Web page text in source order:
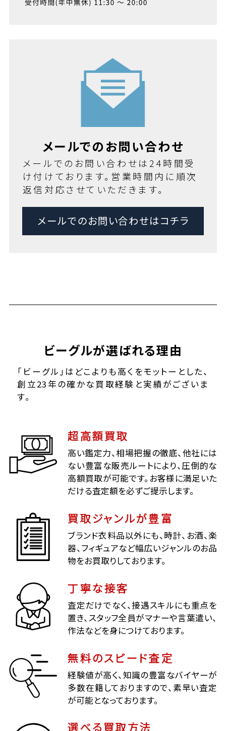
メールでのお問い合わせ
メールでのお問い合わせは24時間受
け付けております。営業時間内に順次
返信対応させていただきます。
メールでのお問い合わせはコチラ
ビーグルが選ばれる理由
「ビーグル」はどこよりも高くをモットーとした、
創立23年の確かな買取経験と実績がございま
す。
超高額買取
高い鑑定力、相場把握の徹底、他社には
ない豊富な販売ルートにより、圧倒的な
高額買取が可能です。お客様に満足いた
だける査定額を必ずご提示します。
買取ジャンルが豊富
ブランド衣料品以外にも、時計、お酒、楽
器、フィギュアなど幅広いジャンルのお品
物をお買取りしております。
丁寧な接客
査定だけでなく、接遇スキルにも重点を
置き、スタッフ全員がマナーや言葉遣い、
作法などを身につけております。
無料のスピード査定
経験値が高く、知識の豊富なバイヤーが
多数在籍しておりますので、素早い査定
が可能となっております。
選べる買取方法